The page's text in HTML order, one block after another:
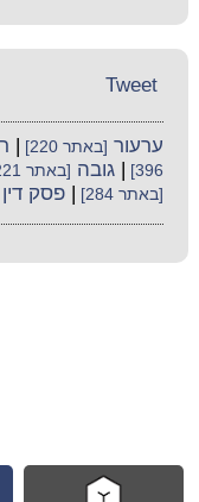
Tweet
ערעור [באתר 220]
396]
|גובה [באתר 221]
[באתר 284] |פסק דין